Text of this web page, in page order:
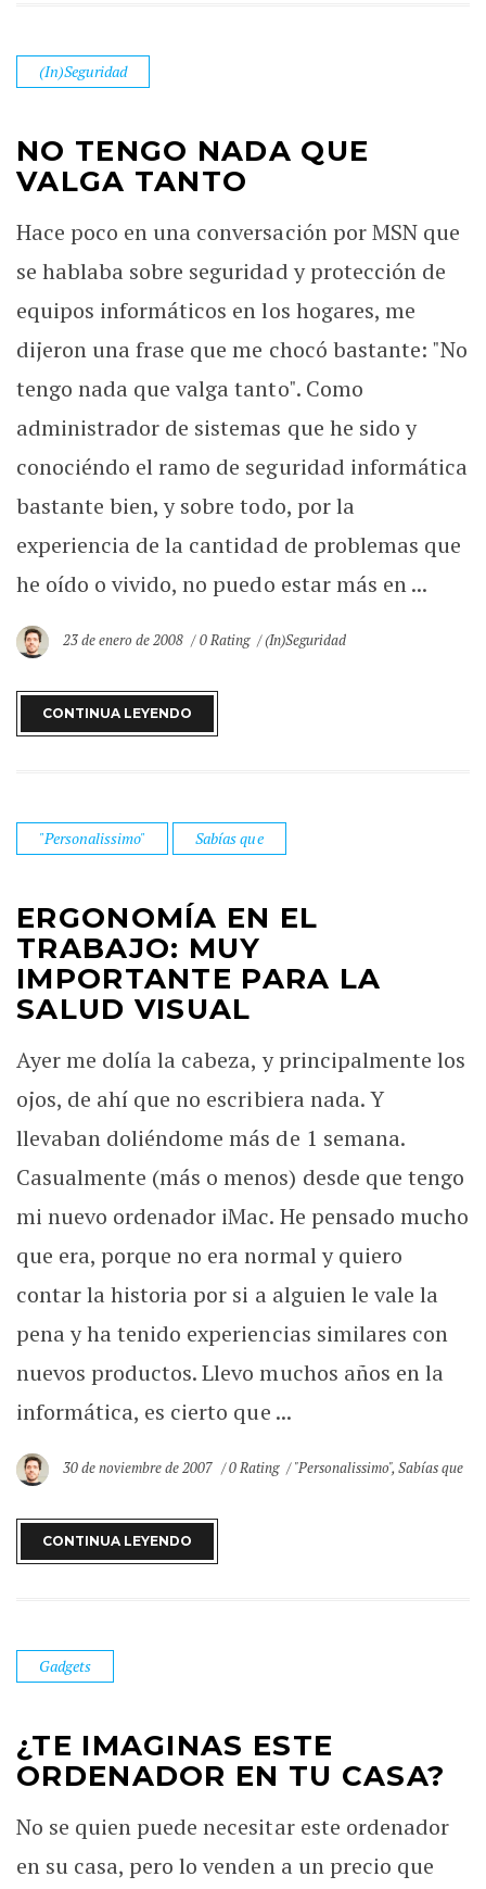
(In)Seguridad
NO TENGO NADA QUE
VALGA TANTO
Hace poco en una conversación por MSN que
se hablaba sobre seguridad y protección de
equipos informáticos en los hogares, me
dijeron una frase que me chocó bastante: "No
tengo nada que valga tanto". Como
administrador de sistemas que he sido y
conociéndo el ramo de seguridad informática
bastante bien, y sobre todo, por la
experiencia de la cantidad de problemas que
he oído o vivido, no puedo estar más en ...
23 de enero de 2008 0 Rating (In)Seguridad
CONTINUA LEYENDO
"Personalissimo" Sabías que
ERGONOMÍA EN EL
TRABAJO: MUY
IMPORTANTE PARA LA
SALUD VISUAL
Ayer me dolía la cabeza, y principalmente los
ojos, de ahí que no escribiera nada. Y
llevaban doliéndome más de 1 semana.
Casualmente (más o menos) desde que tengo
mi nuevo ordenador iMac. He pensado mucho
que era, porque no era normal y quiero
contar la historia por si a alguien le vale la
pena y ha tenido experiencias similares con
nuevos productos. Llevo muchos años en la
informática, es cierto que ...
30 de noviembre de 2007 0 Rating "Personalissimo",Sabías que
CONTINUA LEYENDO
Gadgets
¿TE IMAGINAS ESTE
ORDENADOR EN TU CASA?
No se quien puede necesitar este ordenador
en su casa, pero lo venden a un precio que